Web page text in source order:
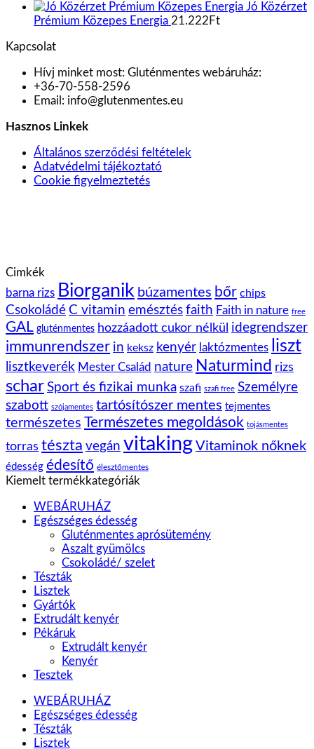
Jó Közérzet
Prémium Közepes Energia 21.222 Ft
Kapcsolat
Hívj minket most: Gluténmentes webáruház:
+36-70-558-2596
Email: info@glutenmentes.eu
Hasznos Linkek
Általános szerződési feltételek
Adatvédelmi tájékoztató
Cookie figyelmeztetés
Cimkék
barna rizs Biorganik búzamentes bőr chips
Csokoládé C vitamin emésztés faith Faith in nature free
GAL gluténmentes hozzáadott cukor nélkül idegrendszer
immunrendszer in keksz kenyér laktózmentes liszt
lisztkeverék Mester Család nature Naturmind rizs
schar Sport és fizikai munka szafi szafi free Személyre
szabott szójamentes tartósítószer mentes tejmentes
természetes Természetes megoldások tojásmentes
torras tészta vegán vitaking Vitaminok nőknek
édesség édesítő élesztőmentes
Kiemelt termékkategóriák
WEBÁRUHÁZ
Egészséges édesség
Gluténmentes aprósütemény
Aszalt gyümölcs
Csokoládé/ szelet
Tészták
Lisztek
Gyártók
Extrudált kenyér
Pékáruk
Extrudált kenyér
Kenyér
Tesztek
WEBÁRUHÁZ
Egészséges édesség
Tészták
Lisztek